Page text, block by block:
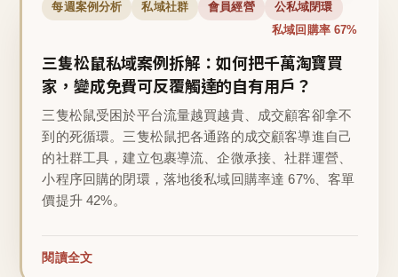
每週案例分析 私域社群 會員經營 公私域閉環
私域回購率 67%
三隻松鼠私域案例拆解：如何把千萬淘寶買
家，變成免費可反覆觸達的自有用戶？
三隻松鼠受困於平台流量越買越貴、成交顧客卻拿不
到的死循環。三隻松鼠把各通路的成交顧客導進自己
的社群工具，建立包裹導流、企微承接、社群運營、
小程序回購的閉環，落地後私域回購率達 67%、客單
價提升 42%。
閱讀全文